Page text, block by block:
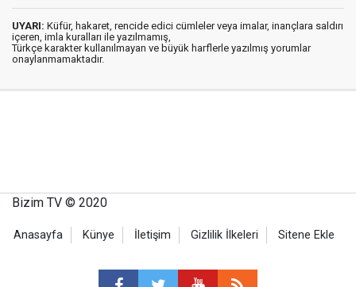
UYARI: Küfür, hakaret, rencide edici cümleler veya imalar, inançlara saldırı
içeren, imla kuralları ile yazılmamış,
Türkçe karakter kullanılmayan ve büyük harflerle yazılmış yorumlar
onaylanmamaktadır.
Bizim TV © 2020
Anasayfa Künye İletişim Gizlilik İlkeleri Sitene Ekle